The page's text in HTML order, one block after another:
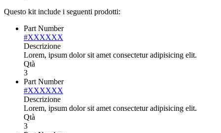
Questo kit include i seguenti prodotti:
Part Number
#XXXXXX
Descrizione
Lorem, ipsum dolor sit amet consectetur adipisicing elit.
Qtà
3
Part Number
#XXXXXX
Descrizione
Lorem, ipsum dolor sit amet consectetur adipisicing elit.
Qtà
3